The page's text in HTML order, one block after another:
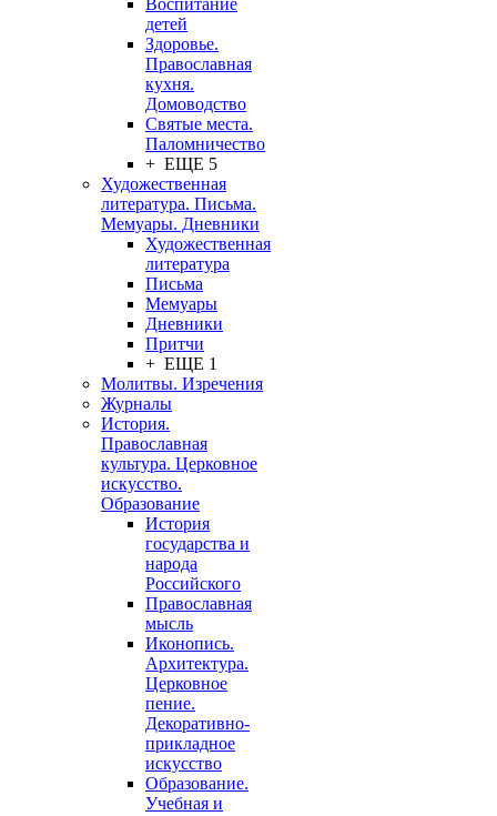
Воспитание
детей
Здоровье.
Православная
кухня.
Домоводство
Святые места.
Паломничество
+ ЕЩЕ 5
Художественная
литература. Письма.
Мемуары. Дневники
Художественная
литература
Письма
Мемуары
Дневники
Притчи
+ ЕЩЕ 1
Молитвы. Изречения
Журналы
История.
Православная
культура. Церковное
искусство.
Образование
История
государства и
народа
Российского
Православная
мысль
Иконопись.
Архитектура.
Церковное
пение.
Декоративно-
прикладное
искусство
Образование.
Учебная и